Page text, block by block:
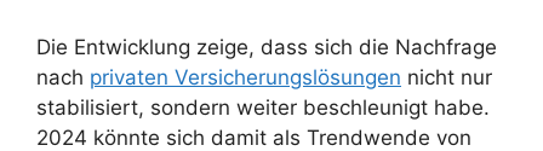
Die Entwicklung zeige, dass sich die Nachfrage
nach privaten Versicherungslösungen nicht nur
stabilisiert, sondern weiter beschleunigt habe.
2024 könnte sich damit als Trendwende von